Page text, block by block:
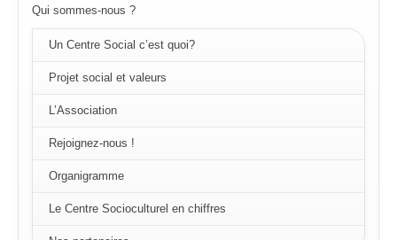
Qui sommes-nous ?
Un Centre Social c’est quoi?
Projet social et valeurs
L’Association
Rejoignez-nous !
Organigramme
Le Centre Socioculturel en chiffres